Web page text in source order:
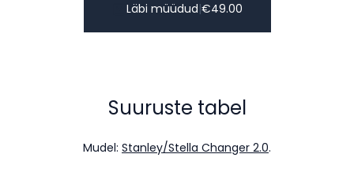
Läbi müüdud|€49.00
Suuruste tabel
Mudel: Stanley/Stella Changer 2.0.